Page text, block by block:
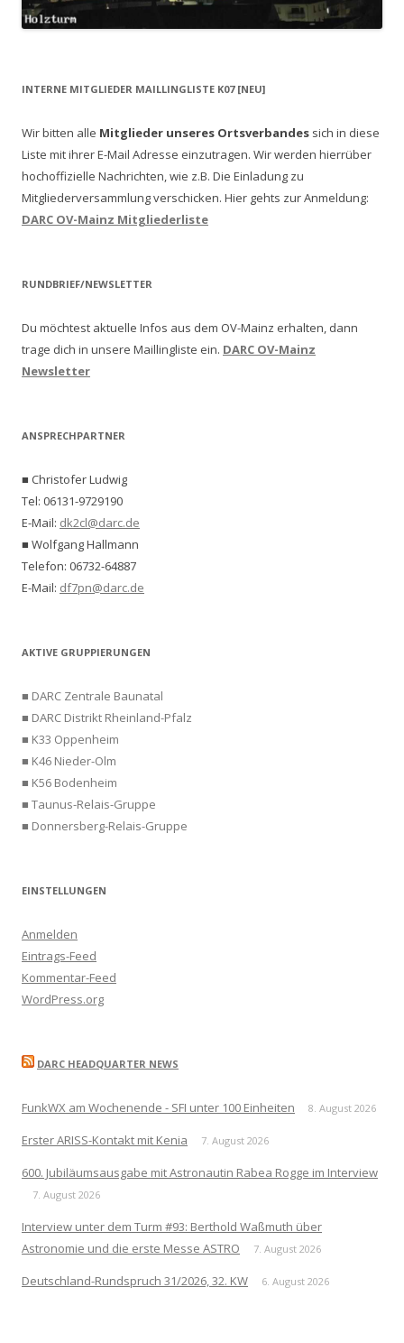
INTERNE MITGLIEDER MAILLINGLISTE K07 [NEU]
Wir bitten alle Mitglieder unseres Ortsverbandes sich in diese
Liste mit ihrer E-Mail Adresse einzutragen. Wir werden hierrüber
hochoffizielle Nachrichten, wie z.B. Die Einladung zu
Mitgliederversammlung verschicken. Hier gehts zur Anmeldung:
DARC OV-Mainz Mitgliederliste
RUNDBRIEF/NEWSLETTER
Du möchtest aktuelle Infos aus dem OV-Mainz erhalten, dann
trage dich in unsere Maillingliste ein. DARC OV-Mainz
Newsletter
ANSPRECHPARTNER
■ Christofer Ludwig
Tel: 06131-9729190
E-Mail: dk2cl@darc.de
■ Wolfgang Hallmann
Telefon: 06732-64887
E-Mail: df7pn@darc.de
AKTIVE GRUPPIERUNGEN
■ DARC Zentrale Baunatal
■ DARC Distrikt Rheinland-Pfalz
■ K33 Oppenheim
■ K46 Nieder-Olm
■ K56 Bodenheim
■ Taunus-Relais-Gruppe
■ Donnersberg-Relais-Gruppe
EINSTELLUNGEN
Anmelden
Eintrags-Feed
Kommentar-Feed
WordPress.org
DARC HEADQUARTER NEWS
FunkWX am Wochenende - SFI unter 100 Einheiten 8. August 2026
Erster ARISS-Kontakt mit Kenia 7. August 2026
600. Jubiläumsausgabe mit Astronautin Rabea Rogge im Interview
7. August 2026
Interview unter dem Turm #93: Berthold Waßmuth über
Astronomie und die erste Messe ASTRO
7. August 2026
Deutschland-Rundspruch 31/2026, 32. KW 6. August 2026